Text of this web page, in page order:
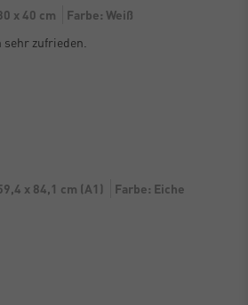
x 40 cm
Farbe: Weiß
zufrieden.
x 84,1 cm (A1) Farbe: Eiche